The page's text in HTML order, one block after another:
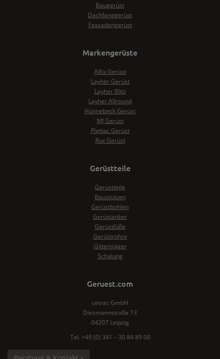
Baugerüst
Dachfanggerüst
Fassadengerüst
Markengerüste
Alfix Gerüst
Layher Gerüst
Layher Blitz
Layher Allround
Hünnebeck Gerüst
MJ Gerüst
Plettac Gerüst
Rux Gerüst
Gerüstteile
Gerüstteile
Baustützen
Gerüstbohlen
Gerüstanker
Gerüstfüße
Gerüstrohre
Gitterträger
Schalung
Geruest.com
cetrac GmbH
Diezmannstraße 13
04207 Leipzig
Tel. +49 (0) 341 – 30 84 89 00